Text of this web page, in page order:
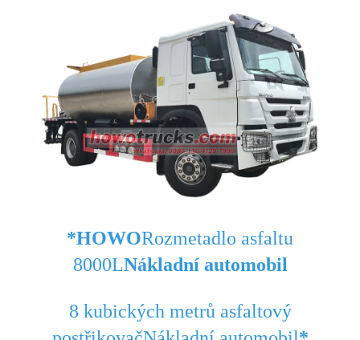
*HOWORozmetadlo asfaltu
8000LNákladní automobil
8 kubických metrů asfaltový